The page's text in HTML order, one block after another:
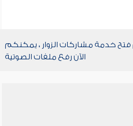
خدمة مشاركات الزوار ، يمكنكم
الآن رفع ملفات الصوتية